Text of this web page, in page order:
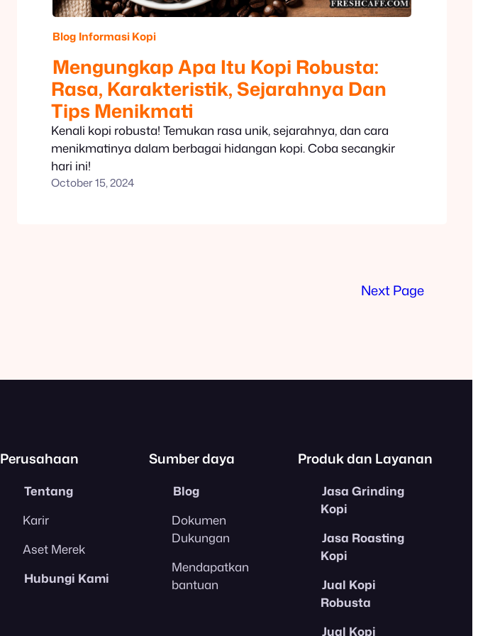
Blog Informasi Kopi
Mengungkap Apa Itu Kopi Robusta:
Rasa, Karakteristik, Sejarahnya Dan
Tips Menikmati
Kenali kopi robusta! Temukan rasa unik, sejarahnya, dan cara
menikmatinya dalam berbagai hidangan kopi. Coba secangkir
hari ini!
October 15, 2024
Next Page
Perusahaan
Tentang
Karir
Aset Merek
Hubungi Kami
Sumber daya
Blog
Dokumen
Dukungan
Mendapatkan
bantuan
Produk dan Layanan
Jasa Grinding
Kopi
Jasa Roasting
Kopi
Jual Kopi
Robusta
Jual Kopi